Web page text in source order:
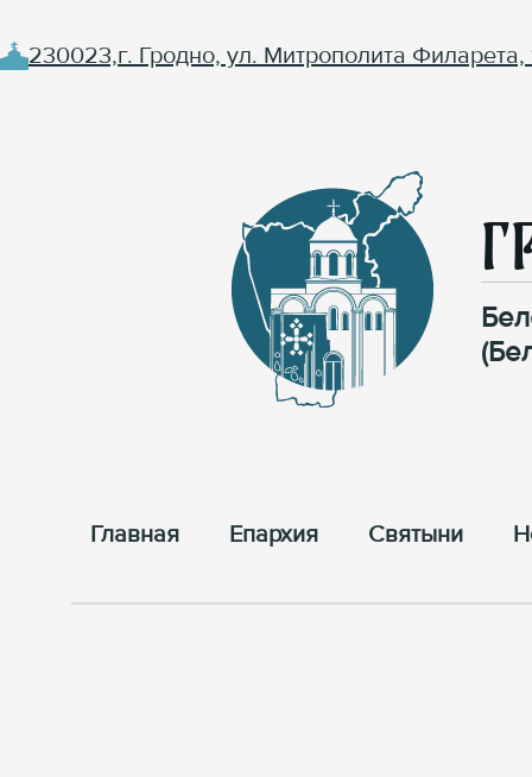
230023,г. Гродно, ул. Митрополита Филарета,
Главная Епархия Cвятыни